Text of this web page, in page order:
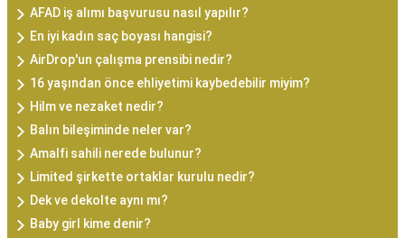
AFAD iş alımı başvurusu nasıl yapılır?
En iyi kadın saç boyası hangisi?
AirDrop'un çalışma prensibi nedir?
16 yaşından önce ehliyetimi kaybedebilir miyim?
Hilm ve nezaket nedir?
Balın bileşiminde neler var?
Amalfi sahili nerede bulunur?
Limited şirkette ortaklar kurulu nedir?
Dek ve dekolte aynı mı?
Baby girl kime denir?